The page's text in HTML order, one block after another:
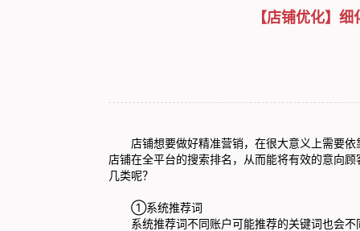
【店铺优化】
店铺想要做好精准营销，在很大意义上需要依
店铺在全平台的搜索排名，从而能将有效的意向
几类呢？
①系统推荐词
系统推荐词不同账户可能推荐的关键词也会不